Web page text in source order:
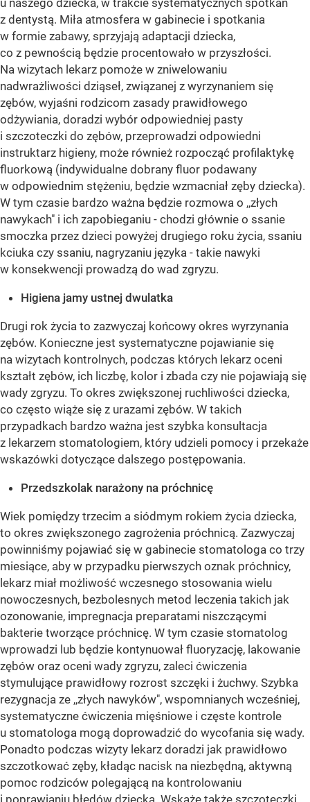
z dentystą. Miła atmosfera w gabinecie i spotkania
w formie zabawy, sprzyjają adaptacji dziecka,
co z pewnością będzie procentowało w przyszłości.
Na wizytach lekarz pomoże w zniwelowaniu
nadwrażliwości dziąseł, związanej z wyrzynaniem się
zębów, wyjaśni rodzicom zasady prawidłowego
odżywiania, doradzi wybór odpowiedniej pasty
i szczoteczki do zębów, przeprowadzi odpowiedni
instruktarz higieny, może również rozpocząć profilaktykę
fluorkową (indywidualne dobrany fluor podawany
w odpowiednim stężeniu, będzie wzmacniał zęby dziecka).
W tym czasie bardzo ważna będzie rozmowa o ,,złych
nawykach" i ich zapobieganiu - chodzi głównie o ssanie
smoczka przez dzieci powyżej drugiego roku życia, ssaniu
kciuka czy ssaniu, nagryzaniu języka - takie nawyki
w konsekwencji prowadzą do wad zgryzu.
Higiena jamy ustnej dwulatka
Drugi rok życia to zazwyczaj końcowy okres wyrzynania
zębów. Konieczne jest systematyczne pojawianie się
na wizytach kontrolnych, podczas których lekarz oceni
kształt zębów, ich liczbę, kolor i zbada czy nie pojawiają się
wady zgryzu. To okres zwiększonej ruchliwości dziecka,
co często wiąże się z urazami zębów. W takich
przypadkach bardzo ważna jest szybka konsultacja
z lekarzem stomatologiem, który udzieli pomocy i przekaże
wskazówki dotyczące dalszego postępowania.
Przedszkolak narażony na próchnicę
Wiek pomiędzy trzecim a siódmym rokiem życia dziecka,
to okres zwiększonego zagrożenia próchnicą. Zazwyczaj
powinniśmy pojawiać się w gabinecie stomatologa co trzy
miesiące, aby w przypadku pierwszych oznak próchnicy,
lekarz miał możliwość wczesnego stosowania wielu
nowoczesnych, bezbolesnych metod leczenia takich jak
ozonowanie, impregnacja preparatami niszczącymi
bakterie tworzące próchnicę. W tym czasie stomatolog
wprowadzi lub będzie kontynuował fluoryzację, lakowanie
zębów oraz oceni wady zgryzu, zaleci ćwiczenia
stymulujące prawidłowy rozrost szczęki i żuchwy. Szybka
rezygnacja ze ,,złych nawyków", wspomnianych wcześniej,
systematyczne ćwiczenia mięśniowe i częste kontrole
u stomatologa mogą doprowadzić do wycofania się wady.
Ponadto podczas wizyty lekarz doradzi jak prawidłowo
szczotkować zęby, kładąc nacisk na niezbędną, aktywną
pomoc rodziców polegającą na kontrolowaniu
i poprawianiu błędów dziecka. Wskaże także szczoteczki